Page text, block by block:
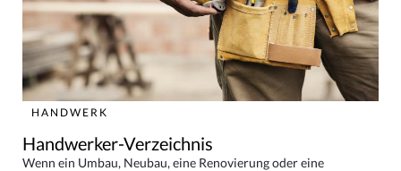
HANDWERK
Handwerker-Verzeichnis
Wenn ein Umbau, Neubau, eine Renovierung oder eine